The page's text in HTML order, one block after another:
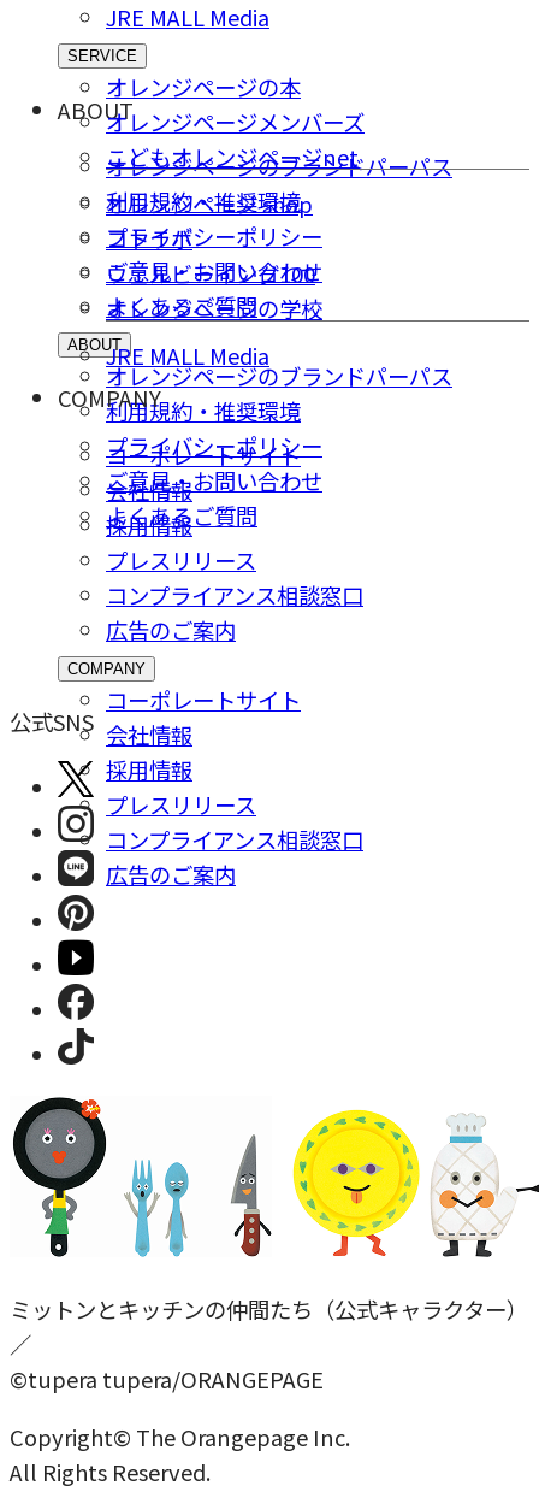
JRE MALL Media
SERVICE
オレンジページの本
オレンジページメンバーズ
こどもオレンジページnet
オレンジページ shop
コトラボ
ウェルビーイング100
オレンジページの学校
JRE MALL Media
ABOUT
オレンジページのブランドパーパス
利用規約・推奨環境
プライバシーポリシー
ご意⾒・お問い合わせ
よくあるご質問
ABOUT
オレンジページのブランドパーパス
利用規約・推奨環境
プライバシーポリシー
ご意⾒・お問い合わせ
よくあるご質問
COMPANY
コーポレートサイト
会社情報
採⽤情報
プレスリリース
コンプライアンス相談窓⼝
広告のご案内
COMPANY
コーポレートサイト
会社情報
採⽤情報
プレスリリース
コンプライアンス相談窓⼝
広告のご案内
公式SNS
ミットンとキッチンの仲間たち（公式キャラクター）
／
©tupera tupera/ORANGEPAGE
Copyright© The Orangepage Inc.
All Rights Reserved.